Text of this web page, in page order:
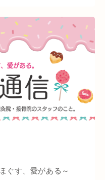
日焼け 地下街 本町
頸椎椎間板ヘルニア
状 反り腰 湿気
今里 クリスタ長堀
玉造 春バテ
ぐす、愛がある～